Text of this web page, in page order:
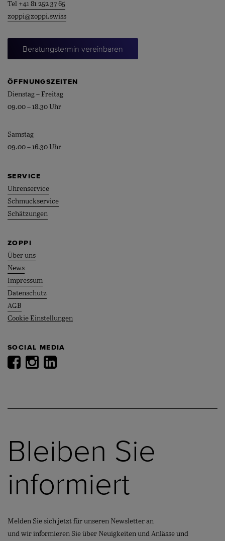
Tel +41 81 252 37 65
zoppi@zoppi.swiss
Beratungstermin vereinbaren
ÖFFNUNGSZEITEN
Dienstag – Freitag
09.00 – 18.30 Uhr
Samstag
09.00 – 16.30 Uhr
SERVICE
Uhrenservice
Schmuckservice
Schätzungen
ZOPPI
Über uns
News
Impressum
Datenschutz
AGB
Cookie Einstellungen
SOCIAL MEDIA
Bleiben Sie
informiert
Melden Sie sich jetzt für unseren Newsletter an
und wir informieren Sie über Neuigkeiten und Anlässe und